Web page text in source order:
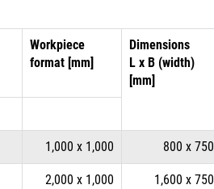
Workpiece
format [mm]
Dimensions
L x B (width)
[mm]
1,000 x 1,000 800 x 750
2,000 x 1,000 1,600 x 750